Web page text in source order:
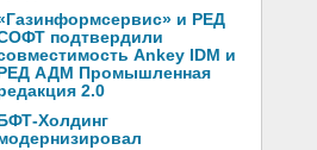
и РЕД
подтвердили
Ankey IDM и
РЕД АДМ Промышленная
2.0
БФТ-Холдинг